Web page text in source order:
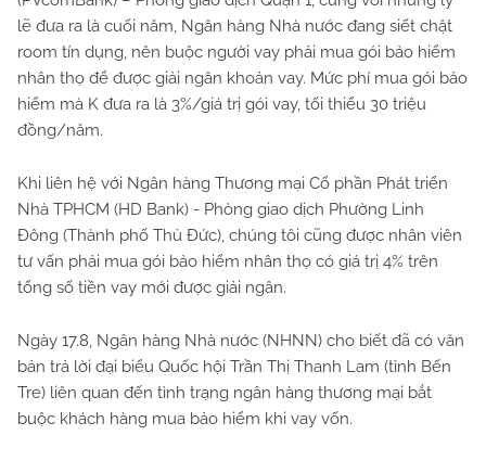
lẽ đưa ra là cuối năm, Ngân hàng Nhà nước đang siết chặt
room tín dụng, nên buộc người vay phải mua gói bảo hiểm
nhân thọ để được giải ngân khoản vay. Mức phí mua gói bảo
hiểm mà K đưa ra là 3%/giá trị gói vay, tối thiểu 30 triệu
đồng/năm.
Khi liên hệ với Ngân hàng Thương mại Cổ phần Phát triển
Nhà TPHCM (HD Bank) - Phòng giao dịch Phường Linh
Đông (Thành phố Thủ Đức), chúng tôi cũng được nhân viên
tư vấn phải mua gói bảo hiểm nhân thọ có giá trị 4% trên
tổng số tiền vay mới được giải ngân.
Ngày 17.8, Ngân hàng Nhà nước (NHNN) cho biết đã có văn
bản trả lời đại biểu Quốc hội Trần Thị Thanh Lam (tỉnh Bến
Tre) liên quan đến tình trạng ngân hàng thương mại bắt
buộc khách hàng mua bảo hiểm khi vay vốn.